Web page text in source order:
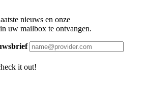
nieuws en onze
uw mailbox te ontvangen.
it out!